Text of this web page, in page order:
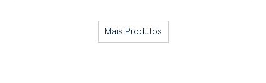
Mais Produtos